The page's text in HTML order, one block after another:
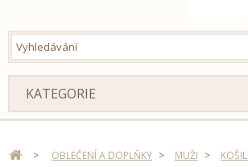
KATEGORIE
> OBLEČENÍ A DOPLŇKY > MUŽI >